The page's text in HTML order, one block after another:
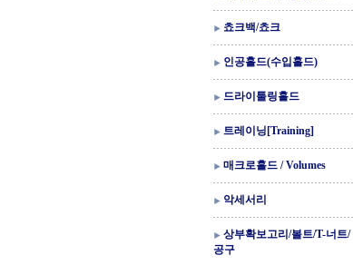
쵸크백/쵸크
인공홀드(수입홀드)
드라이툴링홀드
트레이닝[Training]
매크로홀드 / Volumes
악세서리
상부확보고리/볼트/T-너트/
공구